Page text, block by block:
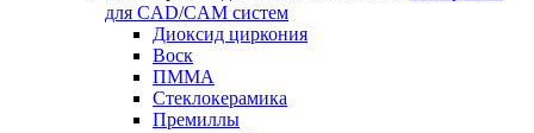
для CAD/CAM систем
Диоксид циркония
Воск
ПММА
Стеклокерамика
Премиллы